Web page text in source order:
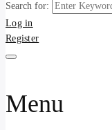
รับประก
บ้าน ราค
รับจ้าง โ
รับจ้างโพสขายบ้าน รา
หน้า โพสอสังหา รับจ้างโ
ขายบ้าน ขายที่ดิน เว็บป
Search for:
Log in
Register
Menu